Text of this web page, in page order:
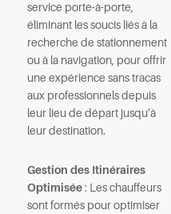
service porte-à-porte,
éliminant les soucis liés à la
recherche de stationnement
ou à la navigation, pour offrir
une expérience sans tracas
aux professionnels depuis
leur lieu de départ jusqu’à
leur destination.
Gestion des Itinéraires
Optimisée: Les chauffeurs
sont formés pour optimiser